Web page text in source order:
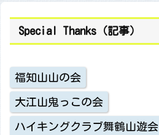
Special Thanks（記事）
福知山山の会
大江山鬼っこの会
ハイキングクラブ舞鶴山遊会